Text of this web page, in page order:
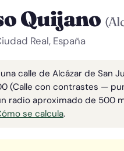
Quijano
Real, España
calle de Alcázar de San
(Calle con contrastes —
radio aproximado de 500
se calcula.